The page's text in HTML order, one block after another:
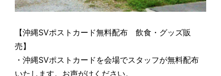
【沖縄SVポストカード無料配布 飲食・グッズ販
売】
・沖縄SVポストカードを会場でスタッフが無料配布
いたします。お声がけください。